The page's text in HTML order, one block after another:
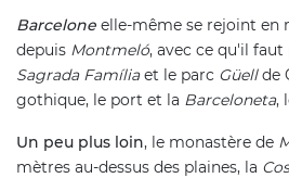
Barcelone elle-même se rejoint en
depuis Montmeló, avec ce qu'il
Sagrada Famíliaet le parc Güellde
gothique, le port et la Barceloneta,
Un peu plus loin, le monastère de
mètres au-dessus des plaines, la